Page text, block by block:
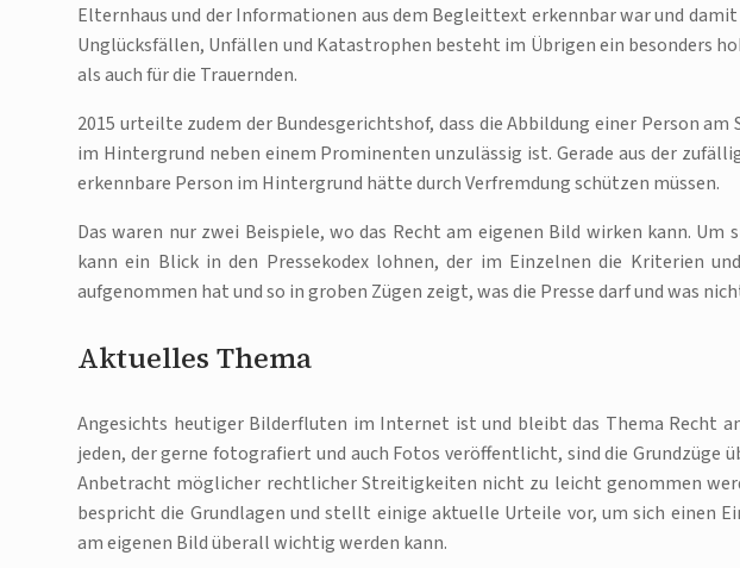
Elternhaus und der Informationen aus dem Begleittext erkennbar war und
Unglücksfällen, Unfällen und Katastrophen besteht im Übrigen ein besonders
als auch für die Trauernden.
2015 urteilte zudem der Bundesgerichtshof, dass die Abbildung einer Person
im Hintergrund neben einem Prominenten unzulässig ist. Gerade aus der
erkennbare Person im Hintergrund hätte durch Verfremdung schützen müssen.
Das waren nur zwei Beispiele, wo das Recht am eigenen Bild wirken kann. Um
kann ein Blick in den Pressekodex lohnen, der im Einzelnen die Kriterien
aufgenommen hat und so in groben Zügen zeigt, was die Presse darf und was
Aktuelles Thema
Angesichts heutiger Bilderfluten im Internet ist und bleibt das Thema Recht
jeden, der gerne fotografiert und auch Fotos veröffentlicht, sind die Grundzüge
Anbetracht möglicher rechtlicher Streitigkeiten nicht zu leicht genommen
bespricht die Grundlagen und stellt einige aktuelle Urteile vor, um sich einen
am eigenen Bild überall wichtig werden kann.